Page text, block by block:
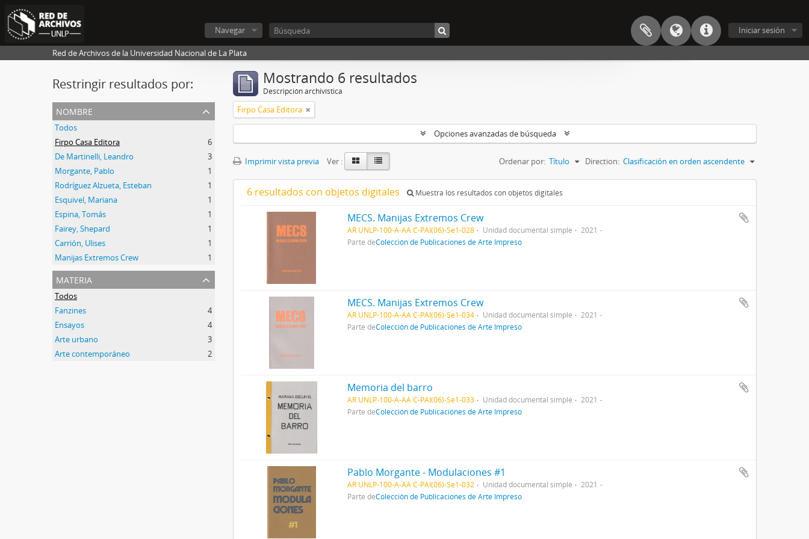
Iniciar sesión
Navegar
Red de Archivos de la Universidad Nacional de La Plata
Restringir resultados por:
nombre
Todos
Firpo Casa Editora
6
De Martinelli, Leandro
3
Morgante, Pablo
1
Rodríguez Alzueta, Esteban
1
Esquivel, Mariana
1
Espina, Tomás
1
Fairey, Shepard
1
Carrión, Ulises
1
Manijas Extremos Crew
1
materia
Todos
Fanzines
4
Ensayos
4
Arte urbano
3
Arte contemporáneo
2
Mostrando 6 resultados
Descripción archivística
Firpo Casa Editora
Opciones avanzadas de búsqueda
Imprimir vista previa Ver : Ordenar por: Título Direction: Clasificación en orden ascendente
6 resultados con objetos digitales Muestra los resultados con objetos digitales
MECS. Manijas Extremos Crew
AR UNLP-100-A-AA C-PAI(06)-Se1-028 Unidad documental simple
2021
Parte deColección de Publicaciones de Arte Impreso
MECS. Manijas Extremos Crew
AR UNLP-100-A-AA C-PAI(06)-Se1-034 Unidad documental simple
2021
Parte deColección de Publicaciones de Arte Impreso
Memoria del barro
AR UNLP-100-A-AA C-PAI(06)-Se1-033 Unidad documental simple
2021
Parte deColección de Publicaciones de Arte Impreso
Pablo Morgante - Modulaciones #1
AR UNLP-100-A-AA C-PAI(06)-Se1-032 Unidad documental simple
2021
Parte deColección de Publicaciones de Arte Impreso